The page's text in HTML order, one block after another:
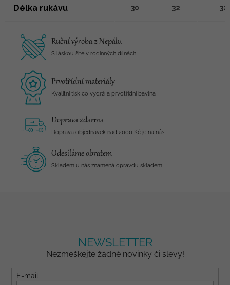
Délka rukávu 30 32 32
Ruční výroba z Nepálu
S láskou šité v rodinných dílnách
Prvotřídní materiály
Kvalitní tisk co vydrží a prvotřídní bavlna
Doprava zdarma
Doprava objednávek nad 2000 Kč je na nás
Odesíláme obratem
Skladem u nás znamená opravdu skladem
NEWSLETTER
Nezmeškejte žádné novinky či slevy!
E-mail